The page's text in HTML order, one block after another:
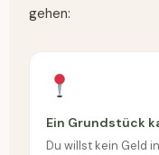
gehen:
Ein Grundstück
Du willst kein Geld